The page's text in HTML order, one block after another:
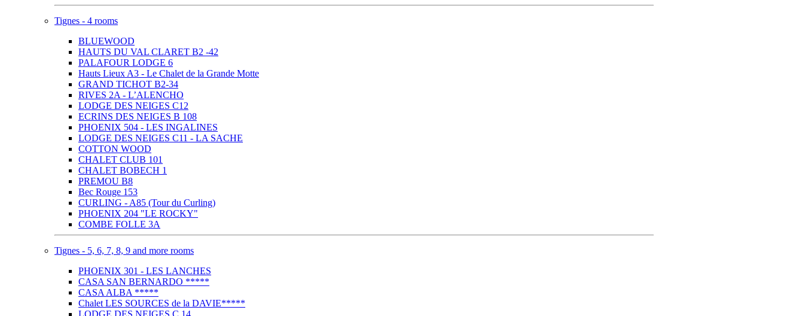
Tignes - 4 rooms
BLUEWOOD
HAUTS DU VAL CLARET B2 -42
PALAFOUR LODGE 6
Hauts Lieux A3 - Le Chalet de la Grande Motte
GRAND TICHOT B2-34
RIVES 2A - L’ALENCHO
LODGE DES NEIGES C12
ECRINS DES NEIGES B 108
PHOENIX 504 - LES INGALINES
LODGE DES NEIGES C11 - LA SACHE
COTTON WOOD
CHALET CLUB 101
CHALET BOBECH 1
PREMOU B8
Bec Rouge 153
CURLING - A85 (Tour du Curling)
PHOENIX 204 "LE ROCKY"
COMBE FOLLE 3A
Tignes - 5, 6, 7, 8, 9 and more rooms
PHOENIX 301 - LES LANCHES
CASA SAN BERNARDO *****
CASA ALBA *****
Chalet LES SOURCES de la DAVIE*****
LODGE DES NEIGES C 14